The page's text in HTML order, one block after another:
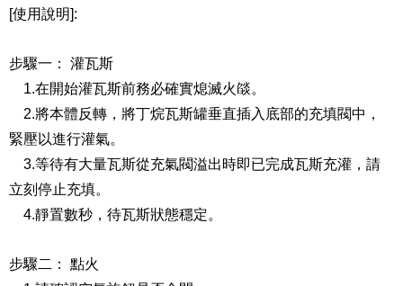
[使用說明]:
步驟一： 灌瓦斯
1.在開始灌瓦斯前務必確實熄滅火燄。
2.將本體反轉，將丁烷瓦斯罐垂直插入底部的充填閥中，
緊壓以進行灌氣。
3.等待有大量瓦斯從充氣閥溢出時即已完成瓦斯充灌，請
立刻停止充填。
4.靜置數秒，待瓦斯狀態穩定。
步驟二： 點火